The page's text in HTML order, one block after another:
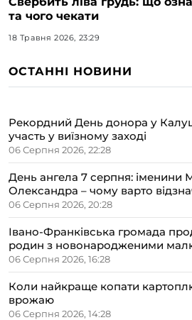
та чого чекати
18 Травня 2026, 23:29
ОСТАННІ НОВИНИ
Рекордний День донора у
участь у виїзному заході
06 Серпня 2026, 22:28
День ангела 7 серпня: іменини
Олександра – чому варто
сімейному колі
06 Серпня 2026, 20:28
Івано-Франківська громада
родин з новонародженими
06 Серпня 2026, 16:28
Коли найкраще копати
врожаю
06 Серпня 2026, 14:28